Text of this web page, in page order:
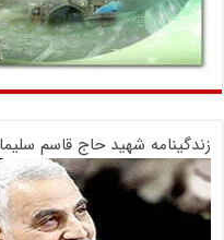
زندگینامه شهید حاج قاسم